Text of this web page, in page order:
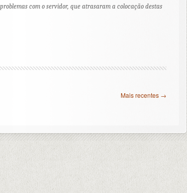
com o servidor, que atrasaram a colocação destas
Mais recentes →